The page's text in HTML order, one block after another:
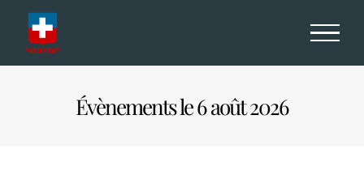
contenu
Évènements le 6 août 2026